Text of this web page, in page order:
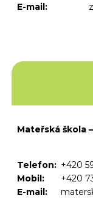
E-mail:
Mateřská škola
Telefon: +420
Mobil:
+420
E-mail: